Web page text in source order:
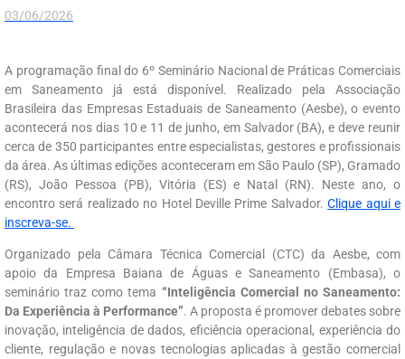
03/06/2026
A programação final do 6º Seminário Nacional de Práticas Comerciais
em Saneamento já está disponível. Realizado pela Associação
Brasileira das Empresas Estaduais de Saneamento (Aesbe), o evento
acontecerá nos dias 10 e 11 de junho, em Salvador (BA), e deve reunir
cerca de 350 participantes entre especialistas, gestores e profissionais
da área. As últimas edições aconteceram em São Paulo (SP), Gramado
(RS), João Pessoa (PB), Vitória (ES) e Natal (RN). Neste ano, o
encontro será realizado no Hotel Deville Prime Salvador.Clique aqui e
inscreva-se.
Organizado pela Câmara Técnica Comercial (CTC) da Aesbe, com
apoio da Empresa Baiana de Águas e Saneamento (Embasa), o
seminário traz como tema “Inteligência Comercial no Saneamento:
Da Experiência à Performance”. A proposta é promover debates sobre
inovação, inteligência de dados, eficiência operacional, experiência do
cliente, regulação e novas tecnologias aplicadas à gestão comercial